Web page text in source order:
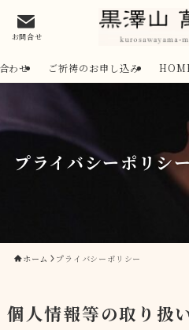
お問合せ
わせ ご祈祷のお申し込み
プライバシーポリシー
ホーム プライバシーポリシー
個人情報等の取り扱